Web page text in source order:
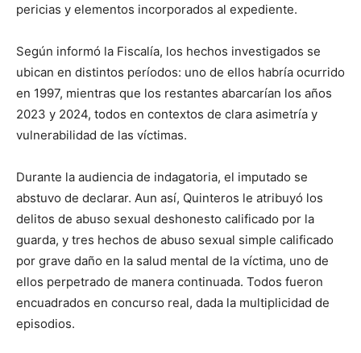
pericias y elementos incorporados al expediente.
Según informó la Fiscalía, los hechos investigados se
ubican en distintos períodos: uno de ellos habría ocurrido
en 1997, mientras que los restantes abarcarían los años
2023 y 2024, todos en contextos de clara asimetría y
vulnerabilidad de las víctimas.
Durante la audiencia de indagatoria, el imputado se
abstuvo de declarar. Aun así, Quinteros le atribuyó los
delitos de abuso sexual deshonesto calificado por la
guarda, y tres hechos de abuso sexual simple calificado
por grave daño en la salud mental de la víctima, uno de
ellos perpetrado de manera continuada. Todos fueron
encuadrados en concurso real, dada la multiplicidad de
episodios.